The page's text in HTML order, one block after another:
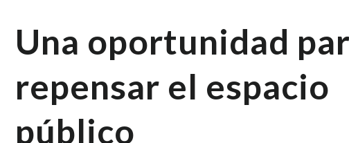
Una oportunidad
repensar el espacio
público